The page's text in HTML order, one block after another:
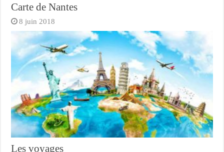
Carte de Nantes
8 juin 2018
Les voyages